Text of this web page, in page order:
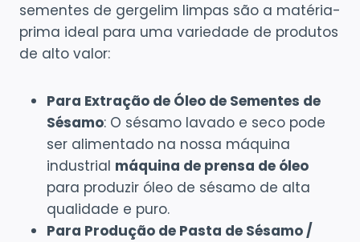
sementes de gergelim limpas são a matéria-
prima ideal para uma variedade de produtos
de alto valor:
Para Extração de Óleo de Sementes de
Sésamo: O sésamo lavado e seco pode
ser alimentado na nossa máquina
industrial máquina de prensa de óleo
para produzir óleo de sésamo de alta
qualidade e puro.
Para Produção de Pasta de Sésamo /